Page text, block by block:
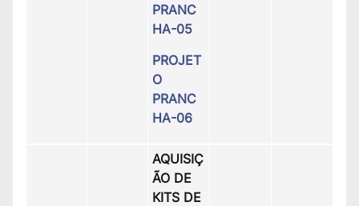
PRANC
HA-05
PROJET
O
PRANC
HA-06
AQUISIÇ
ÃO DE
KITS DE